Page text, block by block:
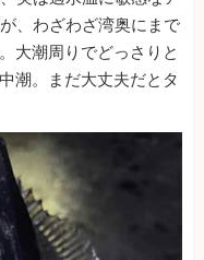
、わざわざ湾奥にまで
大潮周りでどっさりと
潮。まだ大丈夫だとタ